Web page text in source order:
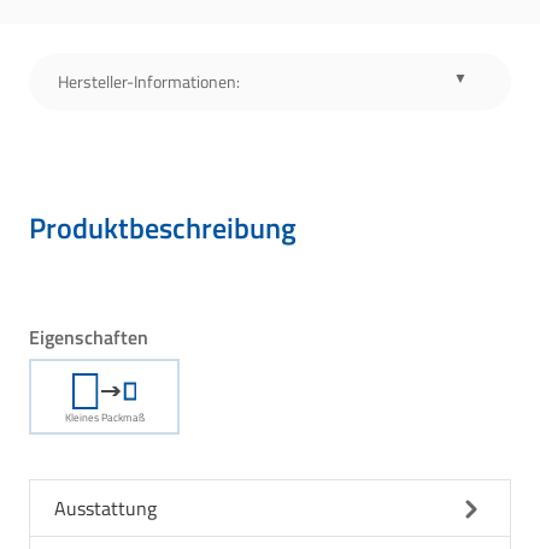
Hersteller-Informationen:
Produktbeschreibung
Eigenschaften
Kleines Packmaß
Ausstattung